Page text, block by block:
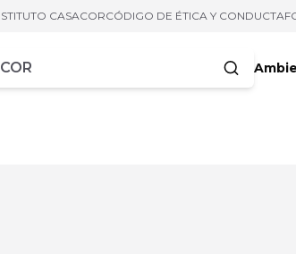
CASACORCÓDIGO DE ÉTICA Y CONDUCTA